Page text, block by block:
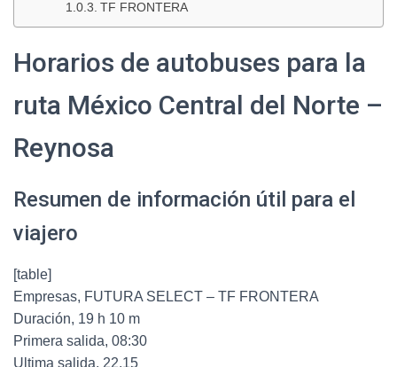
TF FRONTERA
Horarios de autobuses para la
ruta México Central del Norte –
Reynosa
Resumen de información útil para el
viajero
[table]
Empresas, FUTURA SELECT – TF FRONTERA
Duración, 19 h 10 m
Primera salida, 08:30
Ultima salida, 22.15